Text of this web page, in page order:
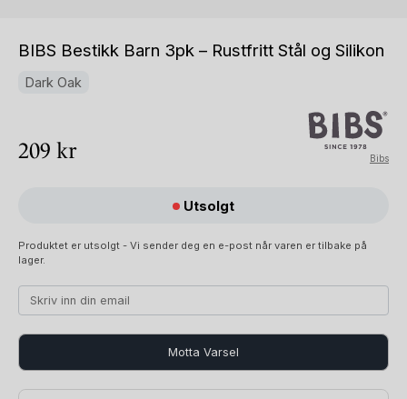
BIBS Bestikk Barn 3pk – Rustfritt Stål og Silikon
Dark Oak
209 kr Bibs
Utsolgt
Produktet er utsolgt - Vi sender deg en e-post når varen er tilbake på
lager.
Motta Varsel